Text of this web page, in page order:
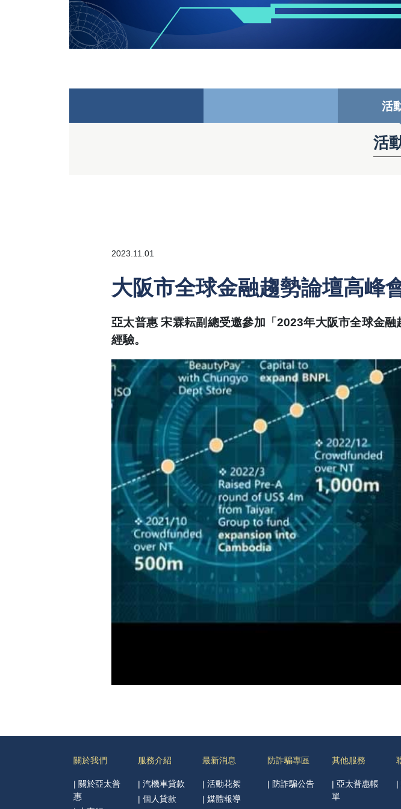
活
活
2023.11.01
大阪市全球金融趨勢論壇高峰
亞太普惠 宋霖耘副總受邀參加「2023年大阪市全球金
經驗。
關於我們
| 關於亞太普
惠
服務介紹
|汽機車貸款
|個人貸款
最新消息
|活動花絮
|媒體報導
防詐騙專區
| 防詐騙公告
其他服務
| 亞太普惠帳
單
|